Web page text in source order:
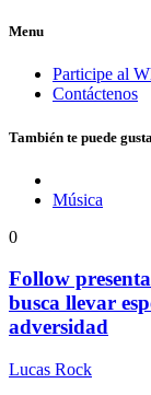
Menu
Participe al
Contáctenos
También te puede
Música
0
Follow
busca llevar
adversidad
Lucas Rock